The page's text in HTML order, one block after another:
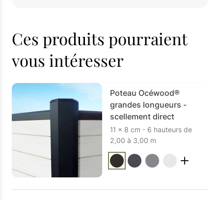
Ces produits pourraient
vous intéresser
Poteau Océwood®
grandes longueurs -
scellement direct
11 x 8 cm - 6 hauteurs de
2,00 à 3,00 m